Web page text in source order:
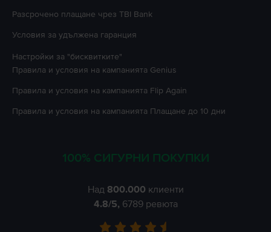
Разсрочено плащане чрез TBI Bank
Условия за удължена гаранция
Настройки за "бисквитките"
Правила и условия на кампанията Genius
Правила и условия на кампанията Flip Again
Правила и условия на кампанията Плащане до 10 дни
100% СИГУРНИ ПОКУПКИ
Над 800.000 клиенти
4.8/5, 6789 ревюта